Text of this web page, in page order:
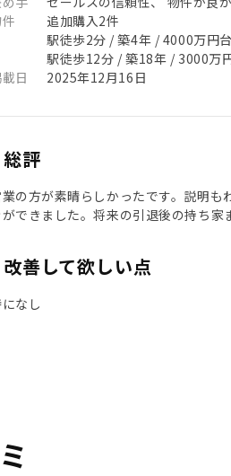
追加購入2件
駅徒歩2分 / 築4年 / 4000万円
駅徒歩12分 / 築18年 / 3000万
日
2025年12月16日
総評
業の方が素晴らしかったです。説明
ができました。将来の引退後の持ち家
改善して欲しい点
なし